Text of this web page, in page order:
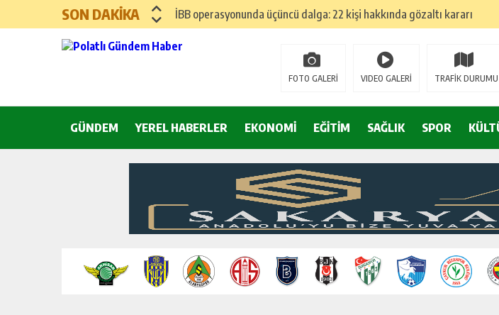
SON DAKİKA
İBB operasyonunda üçüncü dalga: 22 kişi hakkında gözaltı kararı
Hayri Kozanoğlu… Erdoğan’ın 3 devri
Seçmeli demokrasi: Kimine şeker, kimine zehir
FOTO GALERİ VIDEO GALERİ TRAFİK DURUMU
GÜNDEM YEREL HABERLER EKONOMİ EĞİTİM SAĞLIK SPOR